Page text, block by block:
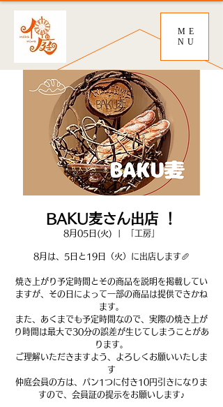
ME
NU
BAKU麦さん出店 ！
8月05日(火) 「工房」
8月は、5日と19日（火）に出店します🥖
焼き上がり予定時間とその商品を説明を掲載してい
ますが、その日によって一部の商品は提供できかね
ます。
また、あくまでも予定時間なので、実際の焼き上が
り時間は最大で30分の誤差が生じてしまうことがあ
ります。
ご理解いただきますよう、よろしくお願いいたしま
す
仲庭会員の方は、パン1つに付き10円引きになりま
すので、会員証の提示をお願いします♪